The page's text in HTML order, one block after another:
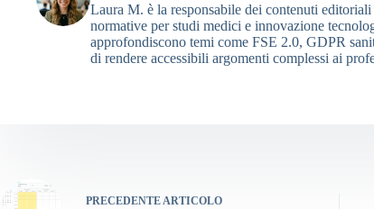
Laura M. è la responsabile dei contenuti
normative per studi medici e innovazione
approfondiscono temi come FSE 2.0, GDPR
di rendere accessibili argomenti complessi ai
PRECEDENTEARTICOLO